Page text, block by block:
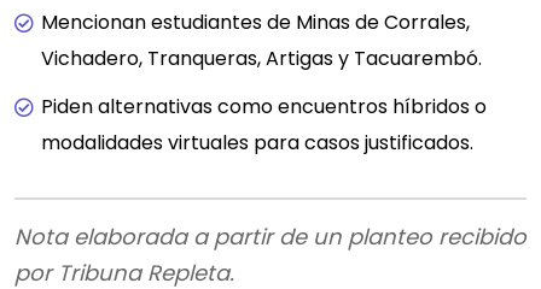
Mencionan estudiantes de Minas de Corrales,
Vichadero, Tranqueras, Artigas y Tacuarembó.
Piden alternativas como encuentros híbridos o
modalidades virtuales para casos justificados.
Nota elaborada a partir de un planteo recibido
por Tribuna Repleta.